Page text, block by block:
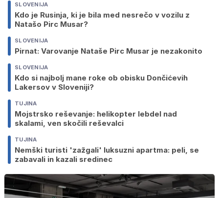
SLOVENIJA
Kdo je Rusinja, ki je bila med nesrečo v vozilu z
Natašo Pirc Musar?
SLOVENIJA
Pirnat: Varovanje Nataše Pirc Musar je nezakonito
SLOVENIJA
Kdo si najbolj mane roke ob obisku Dončićevih
Lakersov v Sloveniji?
TUJINA
Mojstrsko reševanje: helikopter lebdel nad
skalami, ven skočili reševalci
TUJINA
Nemški turisti 'zažgali' luksuzni apartma: peli, se
zabavali in kazali sredinec